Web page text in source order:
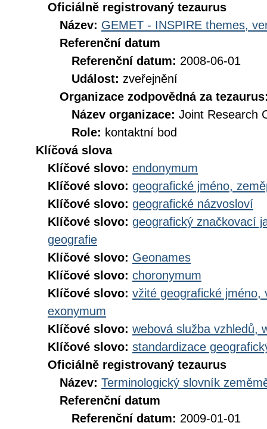
Oficiálně registrovaný tezaurus
Název: GEMET - INSPIRE themes,
Referenční datum
Referenční datum: 2008-06-01
Událost: zveřejnění
Organizace zodpovědná za
Název organizace: Joint Research
Role: kontaktní bod
Klíčová slova
Klíčové slovo: endonymum
Klíčové slovo: geografické jméno,
Klíčové slovo: geografické názvosloví
Klíčové slovo: geografický značkovací
geografie
Klíčové slovo: Geonames
Klíčové slovo: choronymum
Klíčové slovo: vžité geografické jméno,
exonymum
Klíčové slovo: webová služba vzhledů,
Klíčové slovo: standardizace
Oficiálně registrovaný tezaurus
Název: Terminologický slovník
Referenční datum
Referenční datum: 2009-01-01